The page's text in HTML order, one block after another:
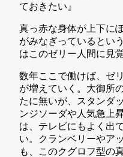
ておきたい』
真っ赤な身体が上下に
がみなぎっているとい
はこのゼリー人間に見
数年ここで働けば、ゼ
が増えていく。大御所
たに無いが、スタンダ
ンジソーダや人気急上
は、テレビにもよく出
い。クランベリーやア
も、このクグロフ型の